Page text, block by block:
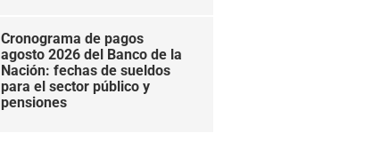
Cronograma de pagos
agosto 2026 del Banco de la
Nación: fechas de sueldos
para el sector público y
pensiones